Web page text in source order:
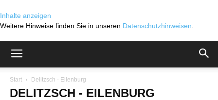
Inhalte anzeigen
Weitere Hinweise finden Sie in unseren Datenschutzhinweisen
Start Delitzsch - Eilenburg
DELITZSCH - EILENBURG